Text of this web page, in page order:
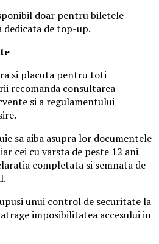
doar pentru biletele
de top-up.
si placuta pentru toti
recomanda consultarea
si a regulamentului
sa aiba asupra lor documentele
cei cu varsta de peste 12 ani
completata si semnata de
unui control de securitate la
imposibilitatea accesului in